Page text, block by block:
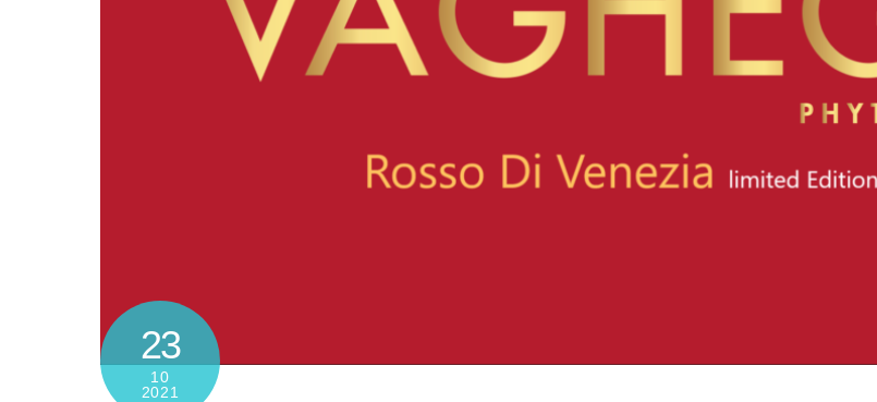
23
10
2021